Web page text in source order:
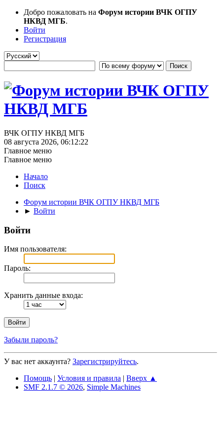
Добро пожаловать на Форум истории ВЧК ОГПУ
НКВД МГБ.
Войти
Регистрация
ВЧК ОГПУ НКВД МГБ
08 августа 2026, 06:12:22
Главное меню
Главное меню
Начало
Поиск
Форум истории ВЧК ОГПУ НКВД МГБ
► Войти
Войти
Имя пользователя:
Пароль:
Хранить данные входа:
Забыли пароль?
У вас нет аккаунта? Зарегистрируйтесь.
Помощь | Условия и правила | Вверх ▲
SMF 2.1.7 © 2026, Simple Machines